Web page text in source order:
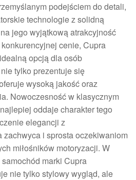
podejściem do detali,
technologie z solidną
jego wyjątkową atrakcyjność
cenie, Cupra
opcją dla osób
tylko prezentuje się
wysoką jakość oraz
Nowoczesność w klasycznym
oddaje charakter tego
elegancji z
i sprosta oczekiwaniom
miłośników motoryzacji. W
marki Cupra
nie tylko stylowy wygląd, ale